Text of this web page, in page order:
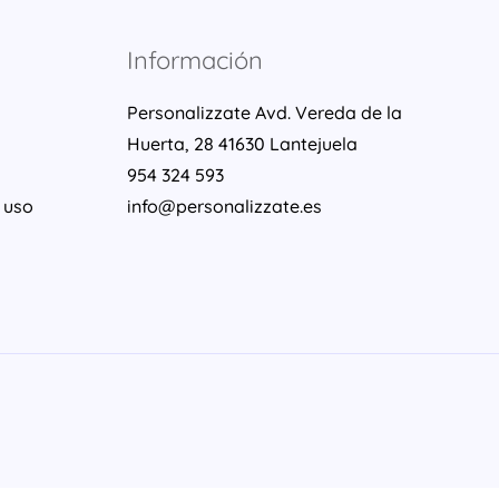
Información
Personalizzate Avd. Vereda de la
Huerta, 28 41630 Lantejuela
954 324 593
info@personalizzate.es